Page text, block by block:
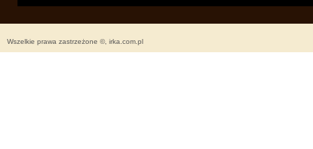
Wszelkie prawa zastrzeżone ©, irka.com.pl